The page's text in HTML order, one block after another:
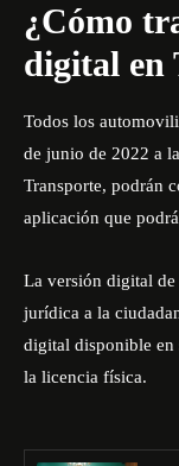
¿Cómo
digital en
Todos los
de junio de 2022 a
Transporte, podrán
aplicación que
La versión digital
jurídica a la
digital disponible en
la licencia física.